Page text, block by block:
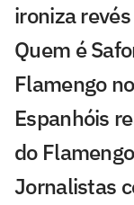
ironiza
Quem é
Flamengo
Espanhóis
do
Jornalistas